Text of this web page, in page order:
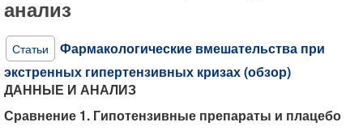
анализ
Статьи
Фармакологические вмешательства при
экстренных гипертензивных кризах (обзор)
ДАННЫЕ И АНАЛИЗ
Сравнение 1. Гипотензивные препараты и плацебо